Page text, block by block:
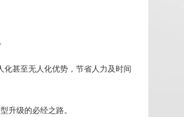
甚至无人化优势，节省人力及时间
升级的必经之路。